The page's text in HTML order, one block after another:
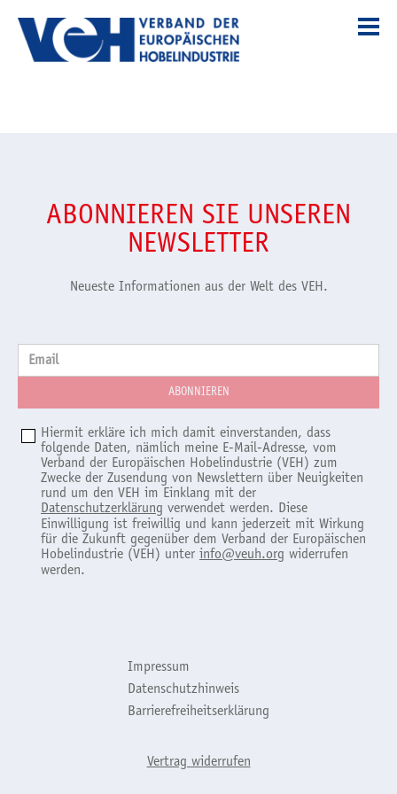
ABONNIEREN SIE UNSEREN
NEWSLETTER
Neueste Informationen aus der Welt des VEH.
Email
Hiermit erkläre ich mich damit einverstanden, dass
folgende Daten, nämlich meine E-Mail-Adresse, vom
Verband der Europäischen Hobelindustrie (VEH) zum
Zwecke der Zusendung von Newslettern über Neuigkeiten
rund um den VEH im Einklang mit der
Datenschutzerklärung verwendet werden. Diese
Einwilligung ist freiwillig und kann jederzeit mit Wirkung
für die Zukunft gegenüber dem Verband der Europäischen
Hobelindustrie (VEH) unter info@veuh.org widerrufen
werden.
Impressum
Datenschutzhinweis
Barrierefreiheitserklärung
Vertrag widerrufen